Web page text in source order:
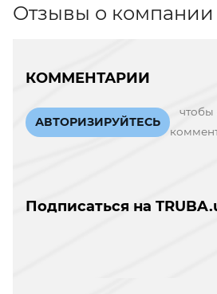
Отзывы о компании
КОММЕНТАРИИ
АВТОРИЗИРУЙТЕСЬ
чтобы
Подписаться на